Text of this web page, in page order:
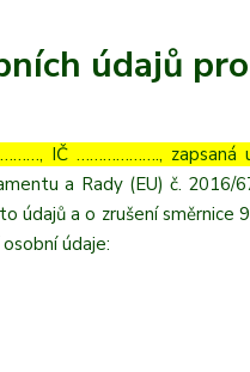
údajů
IČ ……………….,
a Rady (EU) č.
údajů a o zrušení směrnice
údaje: